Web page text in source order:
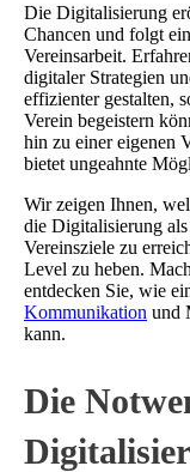
Die Digitalisierung
Chancen und folgt
Vereinsarbeit.
digitaler Strategien
effizienter gestalten,
Verein begeistern
hin zu einer eigenen
bietet ungeahnte
Wir zeigen Ihnen,
die Digitalisierung
Vereinsziele zu
Level zu heben.
entdecken Sie, wie
Kommunikation und
kann.
Die